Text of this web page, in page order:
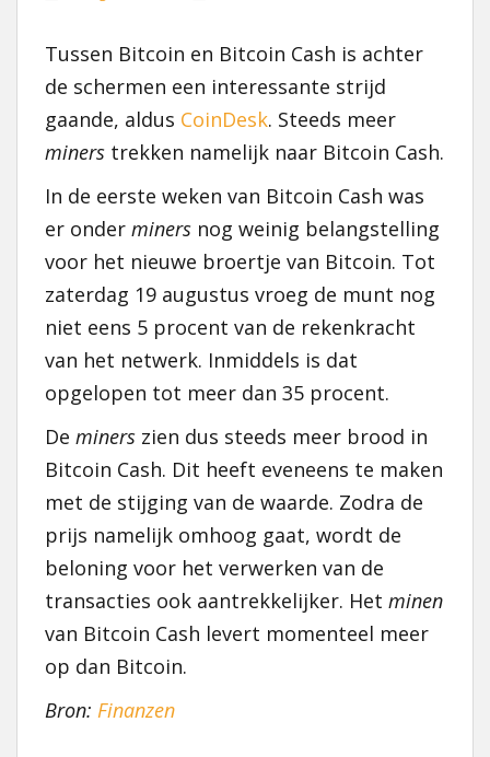
Tussen Bitcoin en Bitcoin Cash is achter
de schermen een interessante strijd
gaande, aldus CoinDesk. Steeds meer
miners trekken namelijk naar Bitcoin Cash.
In de eerste weken van Bitcoin Cash was
er onder miners nog weinig belangstelling
voor het nieuwe broertje van Bitcoin. Tot
zaterdag 19 augustus vroeg de munt nog
niet eens 5 procent van de rekenkracht
van het netwerk. Inmiddels is dat
opgelopen tot meer dan 35 procent.
De miners zien dus steeds meer brood in
Bitcoin Cash. Dit heeft eveneens te maken
met de stijging van de waarde. Zodra de
prijs namelijk omhoog gaat, wordt de
beloning voor het verwerken van de
transacties ook aantrekkelijker. Het minen
van Bitcoin Cash levert momenteel meer
op dan Bitcoin.
Bron: Finanzen